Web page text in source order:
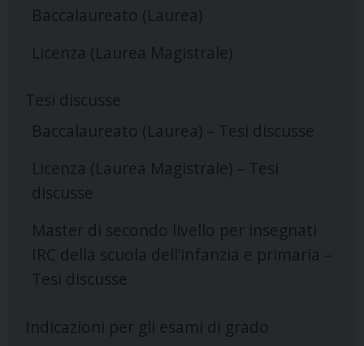
Baccalaureato (Laurea)
Licenza (Laurea Magistrale)
Tesi discusse
Baccalaureato (Laurea) – Tesi discusse
Licenza (Laurea Magistrale) – Tesi
discusse
Master di secondo livello per insegnati
IRC della scuola dell’infanzia e primaria –
Tesi discusse
Indicazioni per gli esami di grado